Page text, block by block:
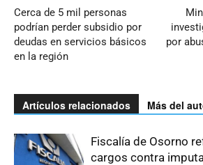
Cerca de 5 mil personas
podrían perder subsidio por
deudas en servicios básicos
en la región
por
Artículos relacionados Más del
Fiscalía de Osorno
cargos contra